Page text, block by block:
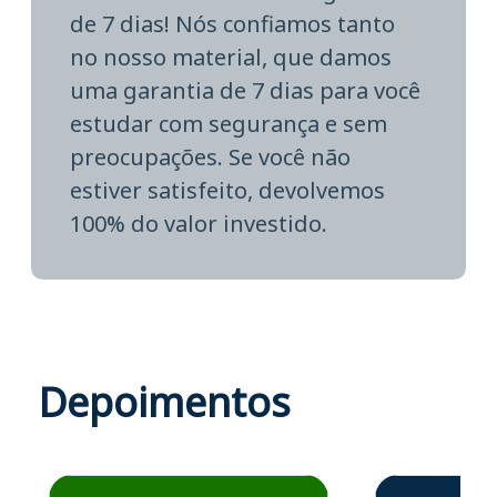
de 7 dias! Nós confiamos tanto
no nosso material, que damos
uma garantia de 7 dias para você
estudar com segurança e sem
preocupações. Se você não
estiver satisfeito, devolvemos
100% do valor investido.
Depoimentos
Estudante José recomenda o Aprova Concursos emEstudante Elais